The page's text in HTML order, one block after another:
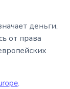
деньги,
от права